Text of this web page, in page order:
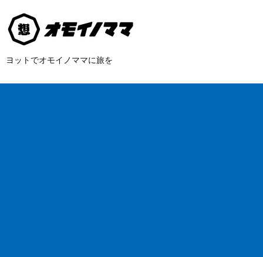
ヨットでオモイノママに旅を